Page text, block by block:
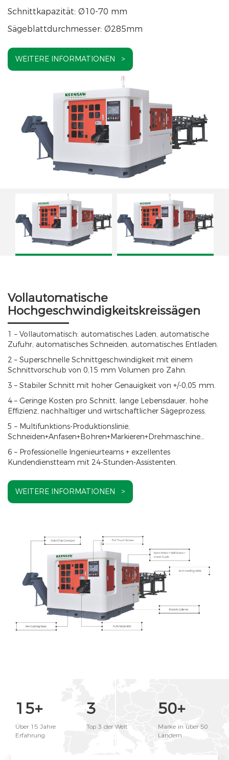
Schnittkapazität: Ø10-70 mm
Sägeblattdurchmesser: Ø285mm
WEITERE INFORMATIONEN >
Vollautomatische
Hochgeschwindigkeitskreissägen
1 – Vollautomatisch: automatisches Laden, automatische
Zufuhr, automatisches Schneiden, automatisches Entladen.
2 – Superschnelle Schnittgeschwindigkeit mit einem
Schnittvorschub von 0,15 mm Volumen pro Zahn.
3 – Stabiler Schnitt mit hoher Genauigkeit von +/-0,05 mm.
4 – Geringe Kosten pro Schnitt, lange Lebensdauer, hohe
Effizienz, nachhaltiger und wirtschaftlicher Sägeprozess.
5 – Multifunktions-Produktionslinie,
Schneiden+Anfasen+Bohren+Markieren+Drehmaschine…
6 – Professionelle Ingenieurteams + exzellentes
Kundendienstteam mit 24-Stunden-Assistenten.
WEITERE INFORMATIONEN >
15+
Über 15 Jahre
Erfahrung
3
Top 3 der Welt
50+
Marke in über 50
Ländern